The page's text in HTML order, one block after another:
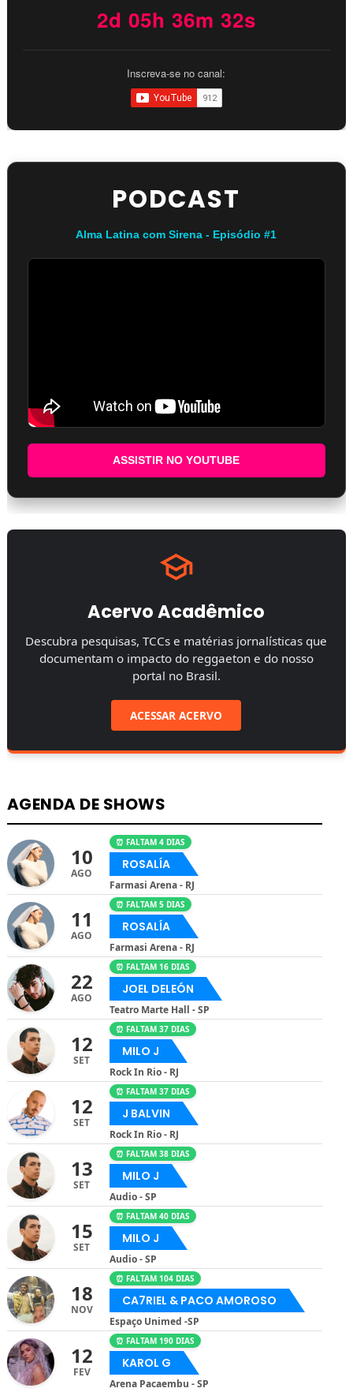
2d 05h 36m 31s
Inscreva-se no canal:
PODCAST
Alma Latina com Sirena - Episódio #1
ASSISTIR NO YOUTUBE
Acervo Acadêmico
Descubra pesquisas, TCCs e matérias jornalísticas que
documentam o impacto do reggaeton e do nosso
portal no Brasil.
ACESSAR ACERVO
AGENDA DE SHOWS
10
AGO
⏰ FALTAM 4 DIAS
ROSALÍA
Farmasi Arena - RJ
11
AGO
⏰ FALTAM 5 DIAS
ROSALÍA
Farmasi Arena - RJ
22
AGO
⏰ FALTAM 16 DIAS
JOEL DELEÓN
Teatro Marte Hall - SP
12
SET
⏰ FALTAM 37 DIAS
MILO J
Rock In Rio - RJ
12
SET
⏰ FALTAM 37 DIAS
J BALVIN
Rock In Rio - RJ
13
SET
⏰ FALTAM 38 DIAS
MILO J
Audio - SP
15
SET
⏰ FALTAM 40 DIAS
MILO J
Audio - SP
18
NOV
⏰ FALTAM 104 DIAS
CA7RIEL & PACO AMOROSO
Espaço Unimed -SP
12
FEV
⏰ FALTAM 190 DIAS
KAROL G
Arena Pacaembu - SP